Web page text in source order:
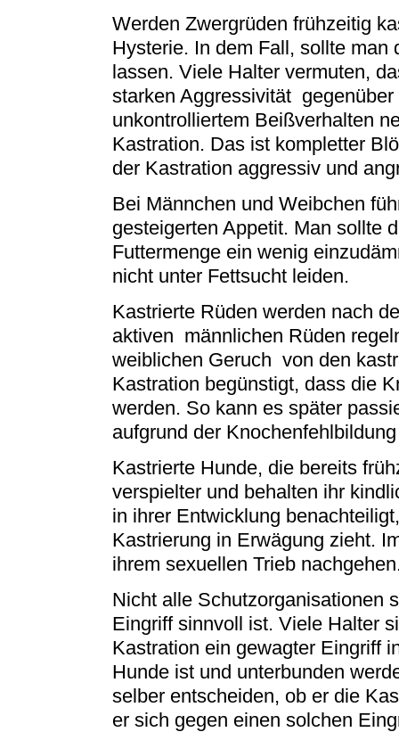
Werden Zwergrüden frühzeitig
Hysterie. In dem Fall, sollte
lassen. Viele Halter vermuten,
starken Aggressivität
unkontrolliertem Beißverhalten
Kastration. Das ist kompletter
der Kastration aggressiv und
Bei Männchen und Weibchen
gesteigerten Appetit. Man sollte
Futtermenge ein wenig
nicht unter Fettsucht leiden.
Kastrierte Rüden werden nach
aktiven männlichen Rüden
weiblichen Geruch von den
Kastration begünstigt, dass die
werden. So kann es später
aufgrund der
Kastrierte Hunde, die bereits
verspielter und behalten ihr
in ihrer Entwicklung
Kastrierung in Erwägung zieht.
ihrem sexuellen Trieb
Nicht alle Schutzorganisationen
Eingriff sinnvoll ist. Viele Halter
Kastration ein gewagter Eingriff
Hunde ist und unterbunden
selber entscheiden, ob er die
er sich gegen einen solchen